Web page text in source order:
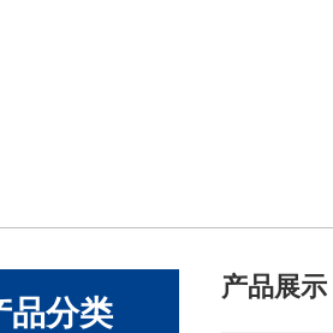
品分类
产品展示